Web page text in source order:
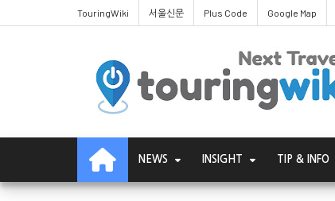
TouringWiki 서울신문 Plus Code Google Map
NEWS INSIGHT TIP & INFO
흰여울문화마을